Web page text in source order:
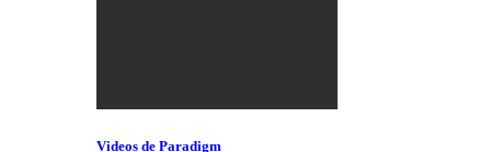
Videos de Paradigm